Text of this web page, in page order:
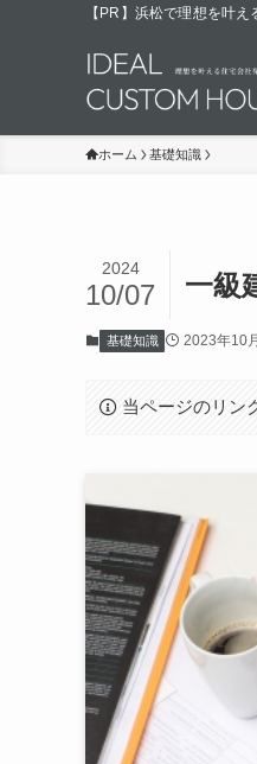
【PR】浜松で理想を叶
ホーム 基礎知識
一級
2024
10/07
基礎知識 2023年10
当ページのリン